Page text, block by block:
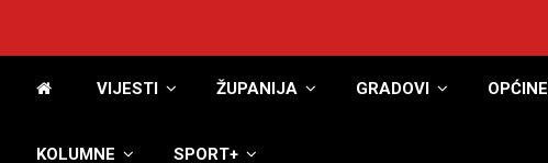
VIJESTI ŽUPANIJA GRADOVI OPĆINE
KOLUMNE SPORT+